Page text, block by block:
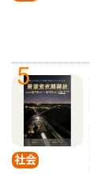
5
社会